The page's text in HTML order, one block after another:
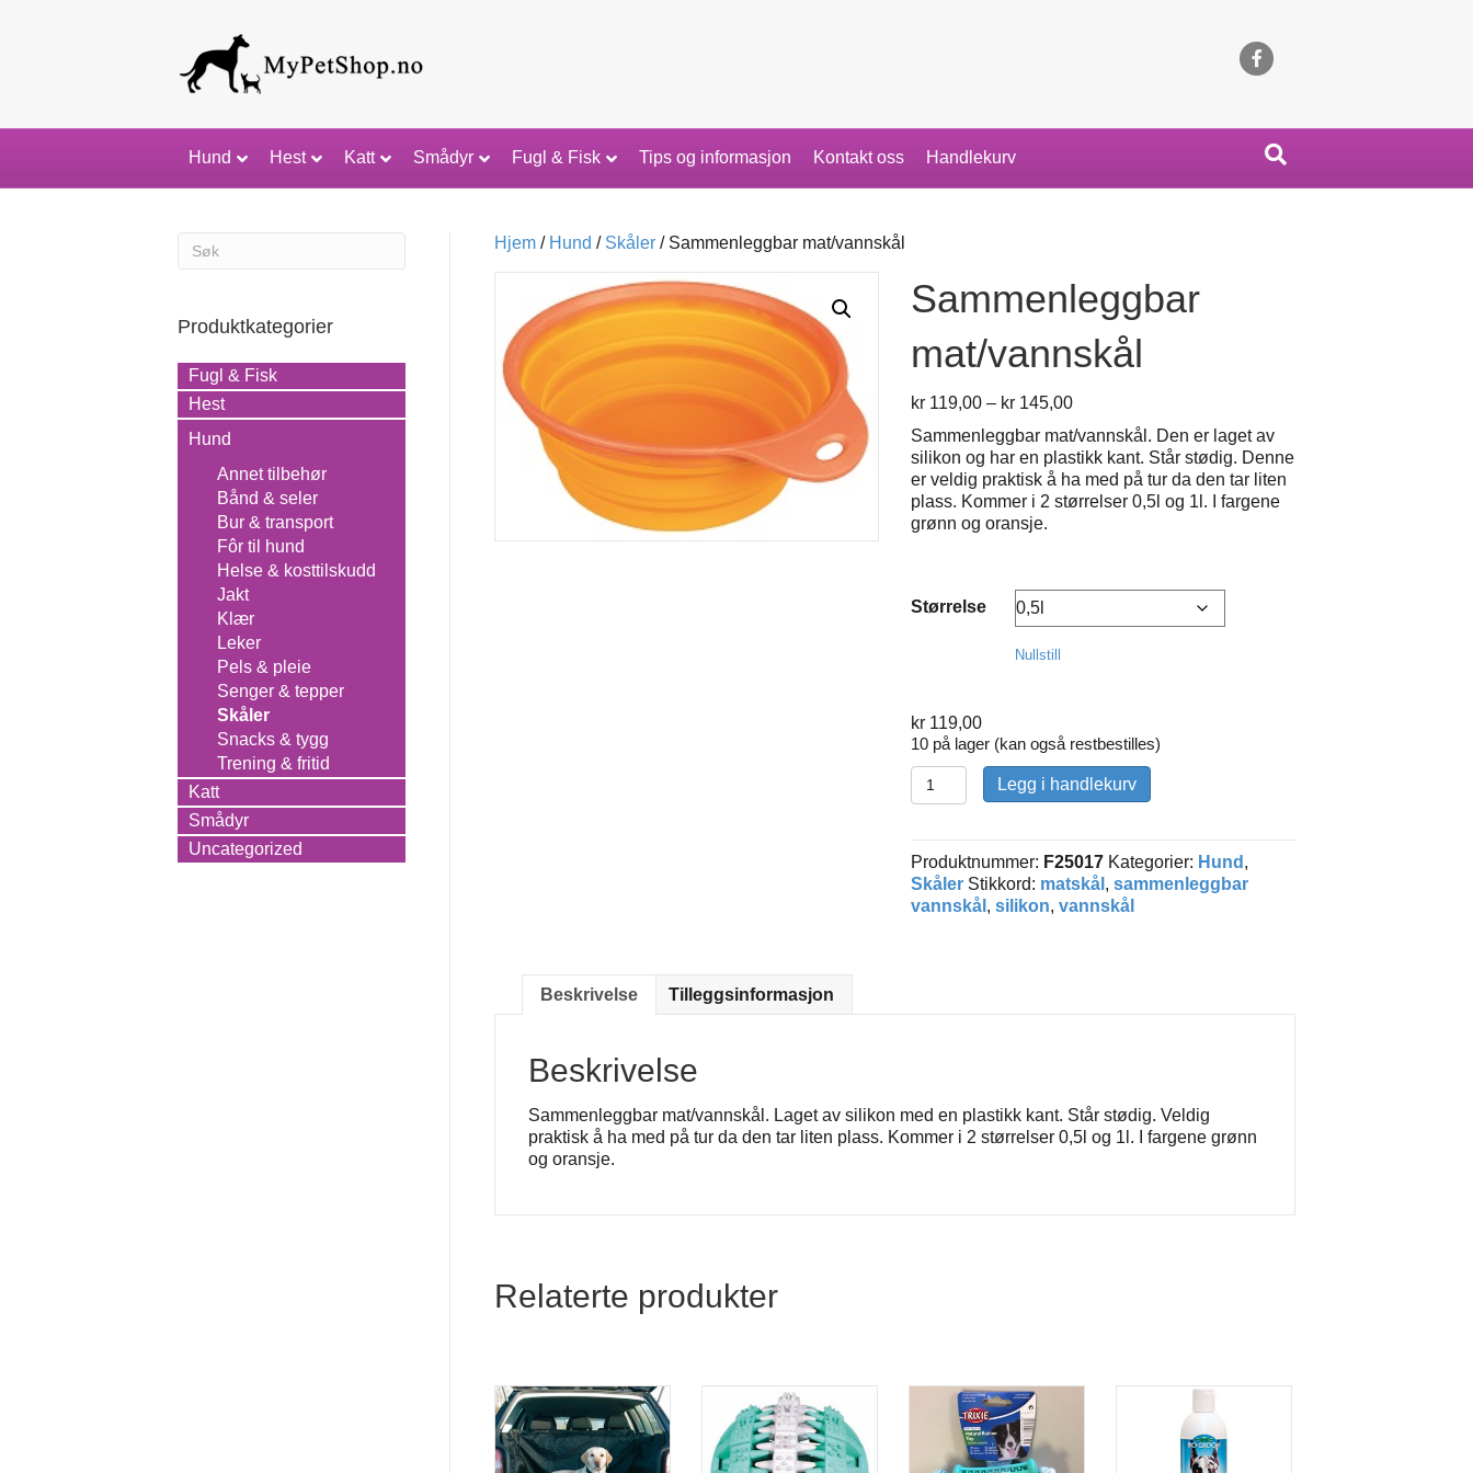
Hund Hest Katt Smådyr Fugl & Fisk Tips og informasjon Kontakt oss Handlekurv
Hjem/ Hund / Skåler/ Sammenleggbar mat/vannskål
Sammenleggbar
mat/vannskål
kr119,00 – kr145,00Prisområde:
kr 119,00
til
kr 145,00
Sammenleggbar mat/vannskål. Den er laget av
silikon og har en plastikk kant. Står stødig. Denne
er veldig praktisk å ha med på tur da den tar liten
plass. Kommer i 2 størrelser 0,5l og 1l. I fargene
grønn og oransje.
Størrelse
Nullstill
kr119,00
10 på lager (kan også restbestilles)
Sammenleggbar
mat/vannskål
Legg i handlekurv
Produktnummer: F25017 Kategorier: Hund ,
Skåler Stikkord: matskål , sammenleggbar
vannskål , silikon, vannskål
Beskrivelse Tilleggsinformasjon
Beskrivelse
Sammenleggbar mat/vannskål. Laget av silikon med en plastikk kant. Står stødig. Veldig
praktisk å ha med på tur da den tar liten plass. Kommer i 2 størrelser 0,5l og 1l. I fargene grønn
og oransje.
Relaterte produkter
Produktkategorier
Fugl & Fisk
Hest
Hund
Annet tilbehør
Bånd & seler
Bur & transport
Fôr til hund
Helse & kosttilskudd
Jakt
Klær
Leker
Pels & pleie
Senger & tepper
Skåler
Snacks & tygg
Trening & fritid
Katt
Smådyr
Uncategorized